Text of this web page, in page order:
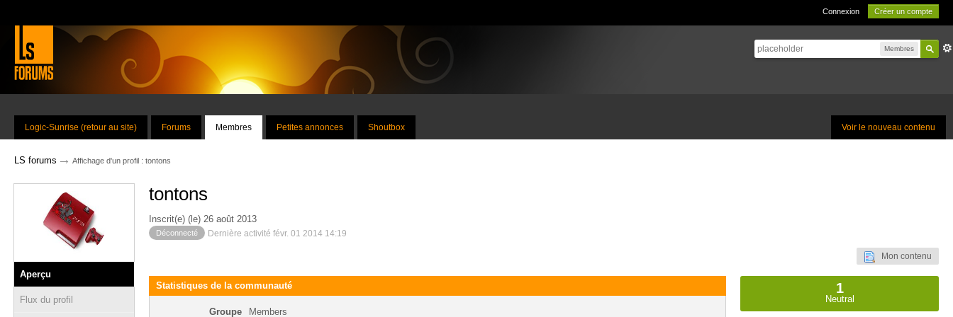
Connexion Créer un compte
Membres
Voir le nouveau contenu
Logic-Sunrise (retour au site) Forums Membres Petites annonces Shoutbox
LS forums → Affichage d'un profil : tontons
Aperçu
Flux du profil
tontons
Inscrit(e) (le) 26 août 2013
Déconnecté Dernière activité févr. 01 2014 14:19
Mon contenu
Statistiques de la communauté
Groupe Members
1
Neutral